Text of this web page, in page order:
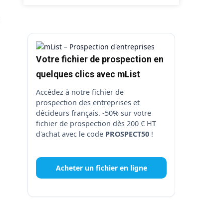
Votre fichier de prospection en
quelques clics avec mList
Accédez à notre fichier de
prospection des entreprises et
décideurs français. -50% sur votre
fichier de prospection dès 200 € HT
d'achat avec le code PROSPECT50 !
Acheter un fichier en ligne